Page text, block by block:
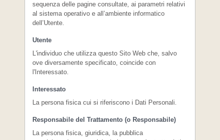
sequenza delle pagine consultate, ai parametri relativi
al sistema operativo e all’ambiente informatico
dell’Utente.
Utente
L'individuo che utilizza questo Sito Web che, salvo
ove diversamente specificato, coincide con
l'Interessato.
Interessato
La persona fisica cui si riferiscono i Dati Personali.
Responsabile del Trattamento (o Responsabile)
La persona fisica, giuridica, la pubblica